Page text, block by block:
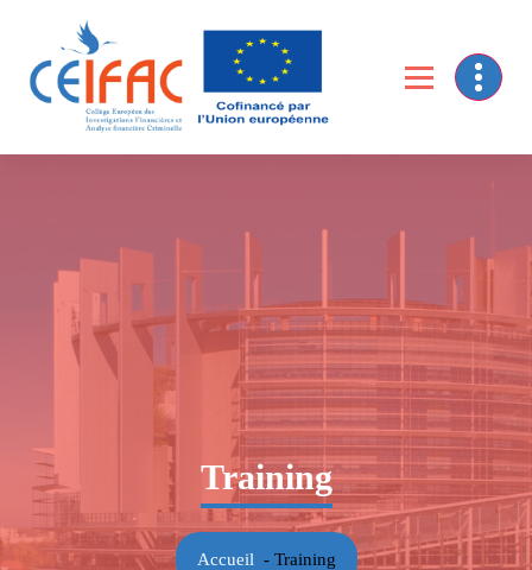
Training
Accueil - Training